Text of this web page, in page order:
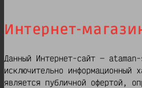
Интернет-
Данный Интернет-сайт —
исключительно информационный
является публичной офертой,